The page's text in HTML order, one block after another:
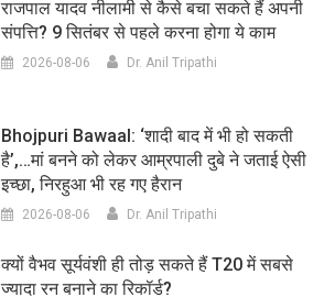
राजपाल यादव नीलामी से कैसे बचा सकते हैं अपनी
संपत्ति? 9 सितंबर से पहले करना होगा ये काम
2026-08-06 Dr. Anil Tripathi
Bhojpuri Bawaal: ‘शादी बाद में भी हो सकती
है’,…मां बनने को लेकर आम्रपाली दुबे ने जताई ऐसी
इच्छा, निरहुआ भी रह गए हैरान
2026-08-06 Dr. Anil Tripathi
क्यों वैभव सूर्यवंशी ही तोड़ सकते हैं T20 में सबसे
ज्यादा रन बनाने का रिकॉर्ड?